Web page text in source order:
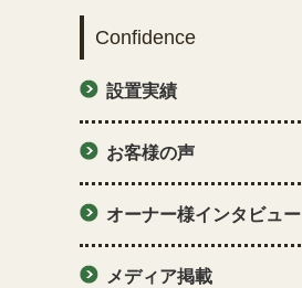
Confidence
設置実績
お客様の声
オーナー様インタビュー
メディア掲載